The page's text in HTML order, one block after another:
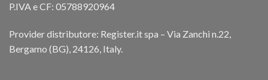
P.IVA e CF: 05788920964
Provider distributore: Register.it spa – Via Zanchi n.22,
Bergamo (BG), 24126, Italy.